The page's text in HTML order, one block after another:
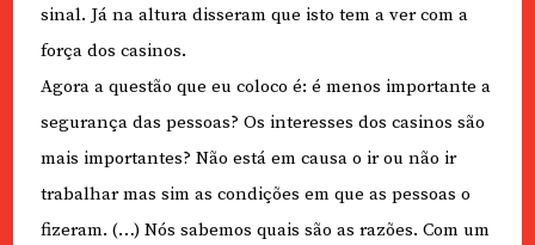
sinal. Já na altura disseram que isto tem a ver com a
força dos casinos.
Agora a questão que eu coloco é: é menos importante a
segurança das pessoas? Os interesses dos casinos são
mais importantes? Não está em causa o ir ou não ir
trabalhar mas sim as condições em que as pessoas o
fizeram. (…) Nós sabemos quais são as razões. Com um